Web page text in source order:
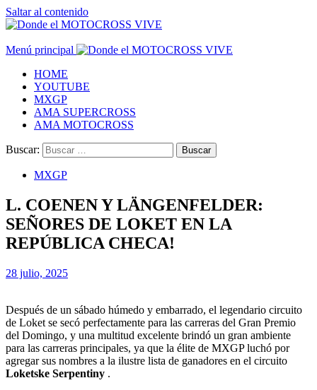
Saltar al contenido
Menú principal
HOME
YOUTUBE
MXGP
AMA SUPERCROSS
AMA MOTOCROSS
Buscar:
MXGP
L. COENEN Y LÄNGENFELDER:
SEÑORES DE LOKET EN LA
REPÚBLICA CHECA!
28 julio, 2025
Después de un sábado húmedo y embarrado, el legendario circuito
de Loket se secó perfectamente para las carreras del Gran Premio
del Domingo, y una multitud excelente brindó un gran ambiente
para las carreras principales, ya que la élite de MXGP luchó por
agregar sus nombres a la ilustre lista de ganadores en el circuito
Loketske Serpentiny .